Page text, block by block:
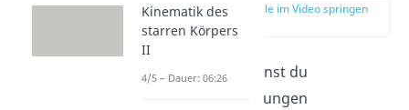
zur Stelle im Video springen
In der Physik kannst du
Energieumwandlungen
Kinematik des
starren Körpers
II
4/5 – Dauer: 06:26